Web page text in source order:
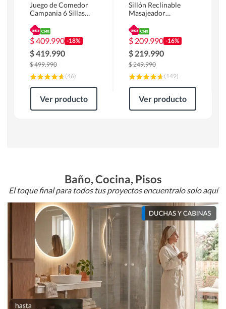
Juego de Comedor
Campania 6 Sillas
180 x 90 x 76 cm
Café
$409.990 -18%
$419.990
$499.990
(46)
Ver producto
Sillón Reclinable
Masajeador
Atlanta 91x101x94
cm Negro
$ 209.990 -16%
$ 219.990
$249.990
(149)
Ver producto
Baño, Cocina, Pisos
El toque final para todos tus proyectos encuentralo solo aquí